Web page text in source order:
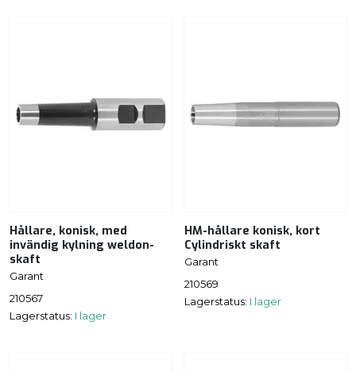
Hållare, konisk, med
invändig kylning weldon-
skaft
Garant
210567
Lagerstatus: I lager
HM-hållare konisk, kort
Cylindriskt skaft
Garant
210569
Lagerstatus: I lager